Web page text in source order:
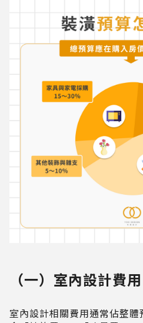
（一）室內設計費
室內設計相關費用通常佔整